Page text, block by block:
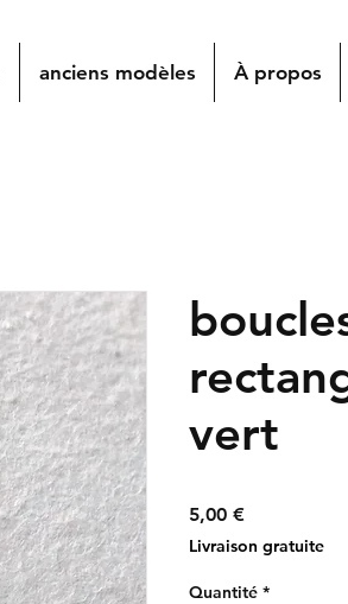
anciens modèles À propos
vert
5,00 €Prix
Livraison gratuite
Quantité *